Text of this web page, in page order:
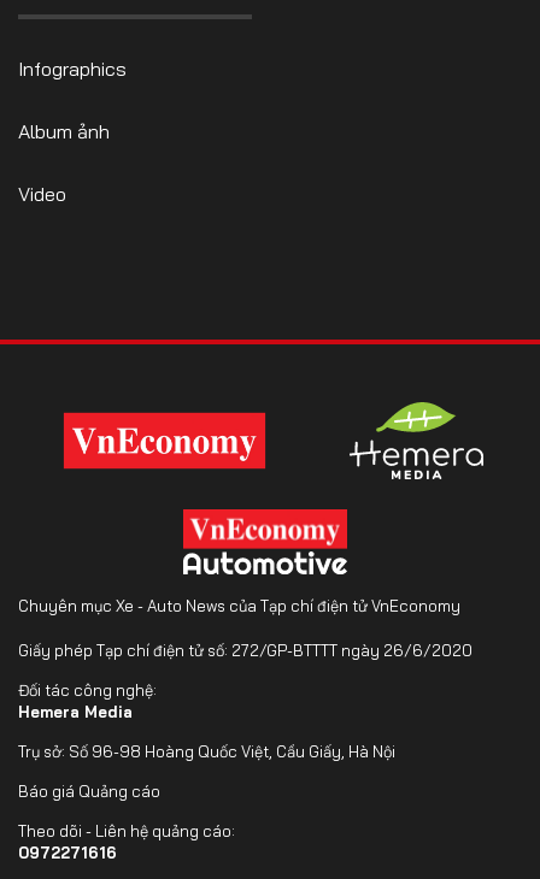
Infographics
Album ảnh
Video
Chuyên mục Xe - Auto News của Tạp chí điện tử VnEconomy
Giấy phép Tạp chí điện tử số: 272/GP-BTTTT ngày 26/6/2020
Đối tác công nghệ:
Hemera Media
Trụ sở: Số 96-98 Hoàng Quốc Việt, Cầu Giấy, Hà Nội
Báo giá Quảng cáo
Theo dõi - Liên hệ quảng cáo:
0972271616